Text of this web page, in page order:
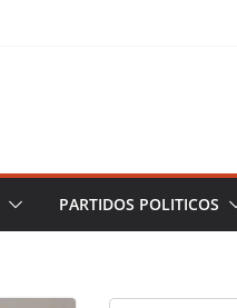
PARTIDOS POLITICOS